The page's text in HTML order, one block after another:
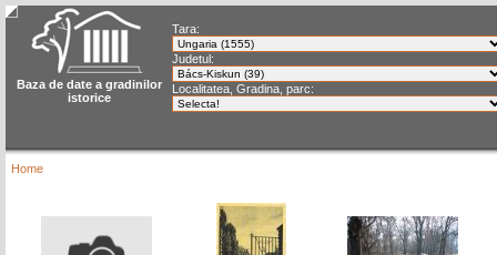
Baza de date a gradinilor
istorice
Tara:
Judetul:
Localitatea, Gradina, parc:
Home